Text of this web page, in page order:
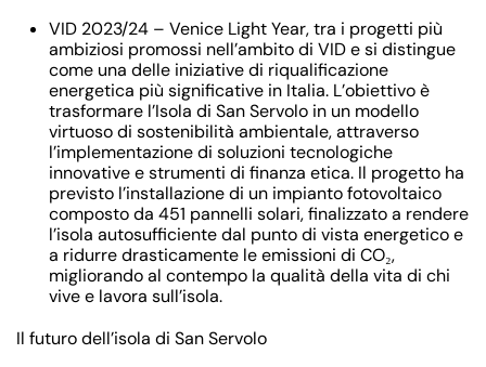
VID 2023/24 – Venice Light Year, tra i progetti più
ambiziosi promossi nell’ambito di VID e si distingue
come una delle iniziative di riqualificazione
energetica più significative in Italia. L’obiettivo è
trasformare l’Isola di San Servolo in un modello
virtuoso di sostenibilità ambientale, attraverso
l’implementazione di soluzioni tecnologiche
innovative e strumenti di finanza etica. Il progetto ha
previsto l’installazione di un impianto fotovoltaico
composto da 451 pannelli solari, finalizzato a rendere
l’isola autosufficiente dal punto di vista energeticoe
a ridurre drasticamente le emissioni di CO₂,
migliorando al contempo la qualità della vita di chi
vive e lavora sull’isola.
Il futuro dell’isola di San Servolo